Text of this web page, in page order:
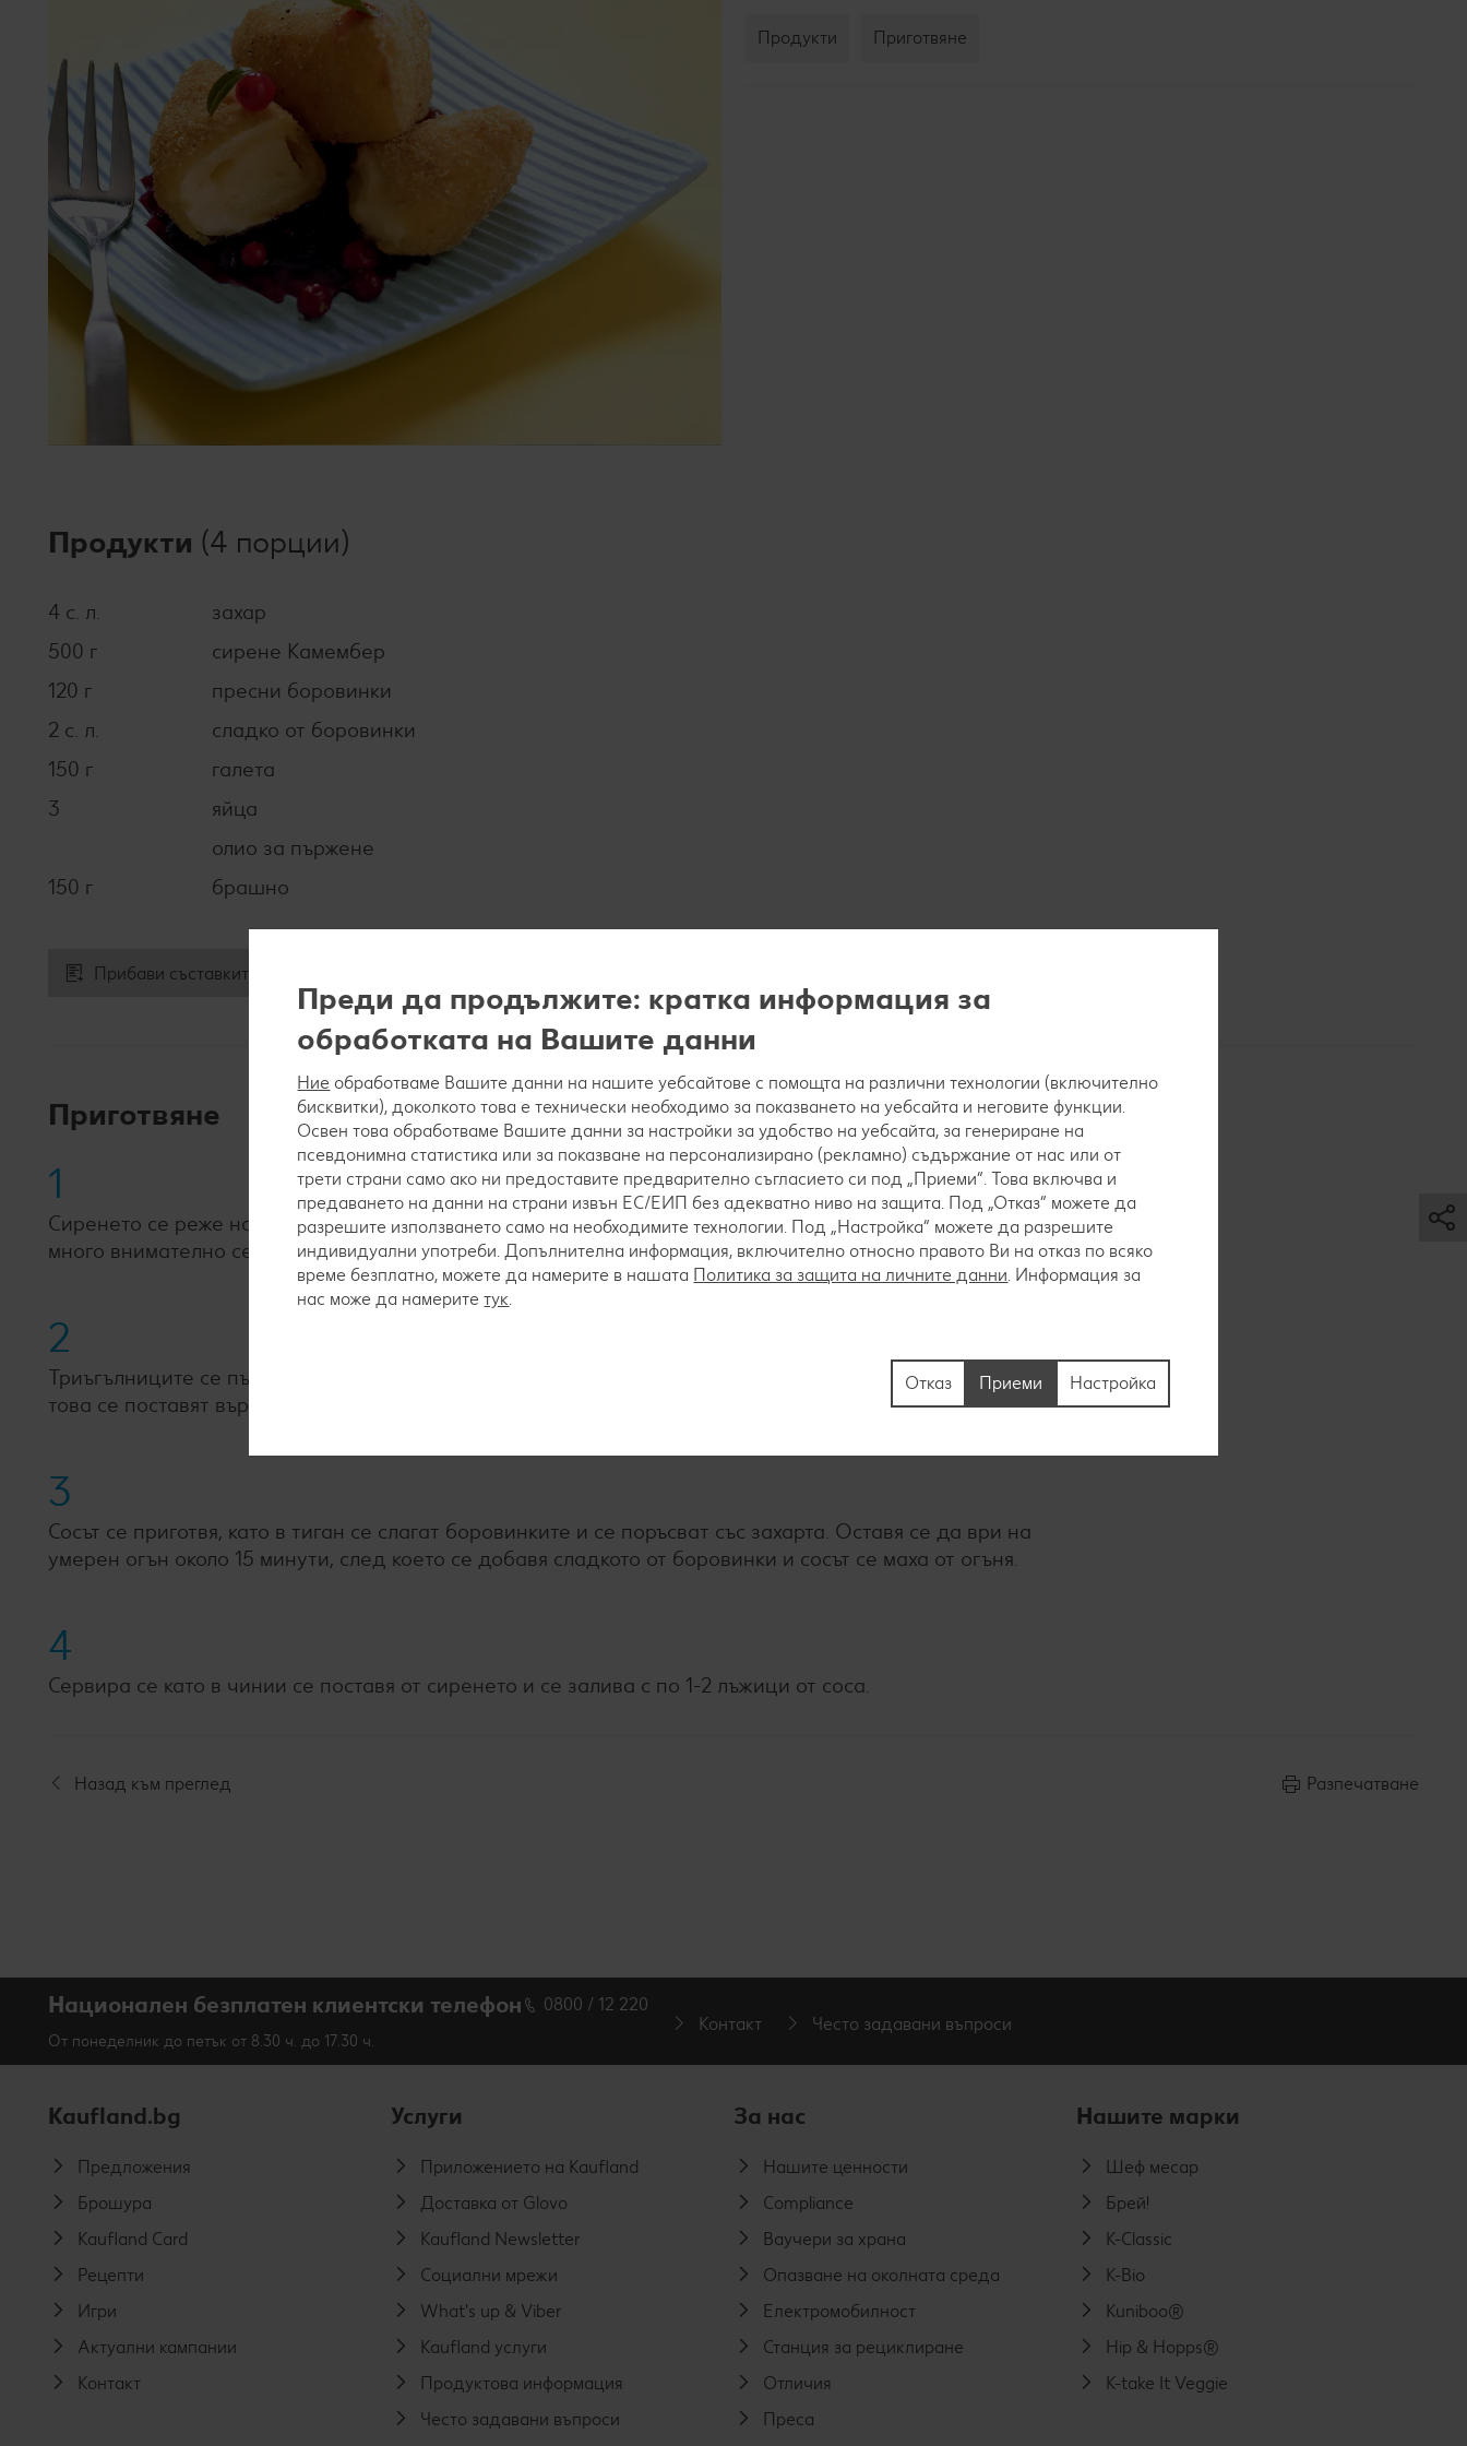
Продукти Приготвяне
Продукти (4 порции)
4 с. л.
захар
500 г
сирене Камембер
120 г
пресни боровинки
2 с. л.
сладко от боровинки
150 г
галета
3
яйца
олио за пържене
150 г
брашно
Прибави съставките към списъка за пазаруване
Приготвяне
1
Сиренето се реже на еднакви триъгълници, които се овалват в брашното, потапят се в разбитите яйца и
много внимателно се овалват в галета.
2
Триъгълниците се пържат до златисто в сгорещено олио на маслена баня за около 3-4 минути. След
това се поставят върху кухненска хартия, за да се отцедят от излишната мазнина.
3
Сосът се приготвя, като в тиган се слагат боровинките и се поръсват със захарта. Оставя се да ври на
умерен огън около 15 минути, след което се добавя сладкото от боровинки и сосът се маха от огъня.
4
Сервира се като в чинии се поставя от сиренето и се залива с по 1-2 лъжици от соса.
Назад към преглед Разпечатване
Национален безплатен клиентски телефон 0800 / 12 220
От понеделник до петък от 8.30 ч. до 17.30 ч.
Контакт Често задавани въпроси
Kaufland.bg
Предложения
Брошура
Kaufland Card
Рецепти
Игри
Актуални кампании
Контакт
Услуги
Приложението на Kaufland
Доставка от Glovo
Kaufland Newsletter
Социални мрежи
What's up & Viber
Kaufland услуги
Продуктова информация
Често задавани въпроси
За нас
Нашите ценности
Compliance
Ваучери за храна
Опазване на околната среда
Електромобилност
Станция за рециклиране
Отличия
Преса
Нашите марки
Шеф месар
Брей!
K-Classic
K-Bio
Kuniboo®
Hip & Hopps®
K-take It Veggie
Преди да продължите: кратка информация за
обработката на Вашите данни
Ние обработваме Вашите данни на нашите уебсайтове с помощта на различни технологии (включително
бисквитки), доколкото това е технически необходимо за показването на уебсайта и неговите функции.
Освен това обработваме Вашите данни за настройки за удобство на уебсайта, за генериране на
псевдонимна статистика или за показване на персонализирано (рекламно) съдържание от нас или от
трети страни само ако ни предоставите предварително съгласието си под „Приеми“. Това включва и
предаването на данни на страни извън ЕС/ЕИП без адекватно ниво на защита. Под „Отказ“ можете да
разрешите използването само на необходимите технологии. Под „Настройка“ можете да разрешите
индивидуални употреби. Допълнителна информация, включително относно правото Ви на отказ по всяко
време безплатно, можете да намерите в нашата Политика за защита на личните данни . Информация за
нас може да намеритетук
Настройка
Отказ Приеми